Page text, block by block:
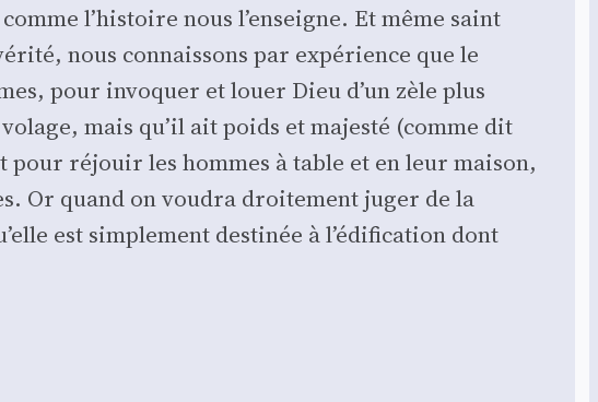
l’histoire nous l’enseigne. Et même saint
nous connais­sons par expé­rience que le
pour invo­quer et louer Dieu d’un zèle plus
mais qu’il ait poids et majes­té (comme dit
réjouir les hommes à table et en leur mai­son,
Or quand on vou­dra droi­te­ment juger de la
est sim­ple­ment des­ti­née à l’édification dont